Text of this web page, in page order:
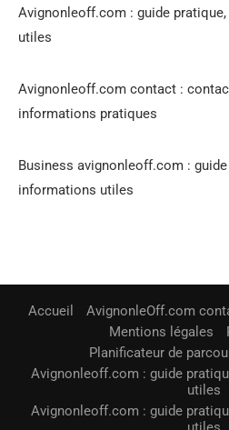
Avignonleoff.com : guide
utiles
Avignonleoff.com contact :
informations pratiques
Business avignonleoff.com :
informations utiles
Accueil AvignonleOff.com
Mentions légales
Planificateur de
Avignonleoff.com : guide
utiles
Avignonleoff.com : guide